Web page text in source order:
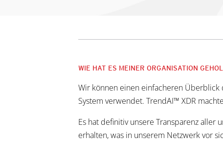
WIE HAT ES MEINER ORGANISATION
Wir können einen einfacheren Überblick
System verwendet. TrendAI™ XDR
Es hat definitiv unsere Transparenz
erhalten, was in unserem Netzwerk vor